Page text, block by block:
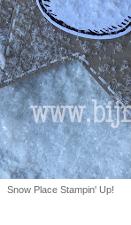
Snow Place Stampin' Up!